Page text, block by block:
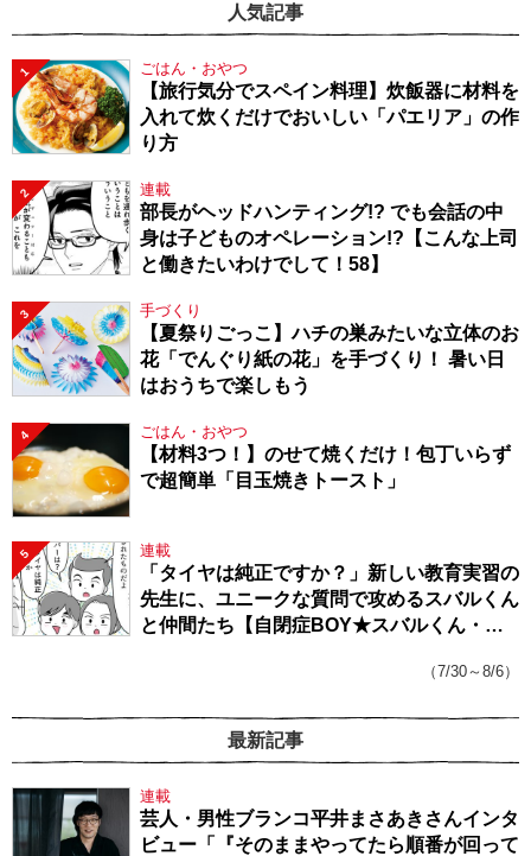
人気記事
1 ごはん・おやつ
【旅行気分でスペイン料理】炊飯器に材料を
入れて炊くだけでおいしい「パエリア」の作
り方
2 連載
部長がヘッドハンティング!? でも会話の中
身は子どものオペレーション!?【こんな上司
と働きたいわけでして！58】
3 手づくり
【夏祭りごっこ】ハチの巣みたいな立体のお
花「でんぐり紙の花」を手づくり！ 暑い日
はおうちで楽しもう
4 ごはん・おやつ
【材料3つ！】のせて焼くだけ！包丁いらず
で超簡単「目玉焼きトースト」
5 連載
「タイヤは純正ですか？」新しい教育実習の
先生に、ユニークな質問で攻めるスバルくん
と仲間たち【自閉症BOY★スバルくん・
（7/30～8/6）
最新記事
連載
芸人・男性ブランコ平井まさあきさんインタ
ビュー「『そのままやってたら順番が回って